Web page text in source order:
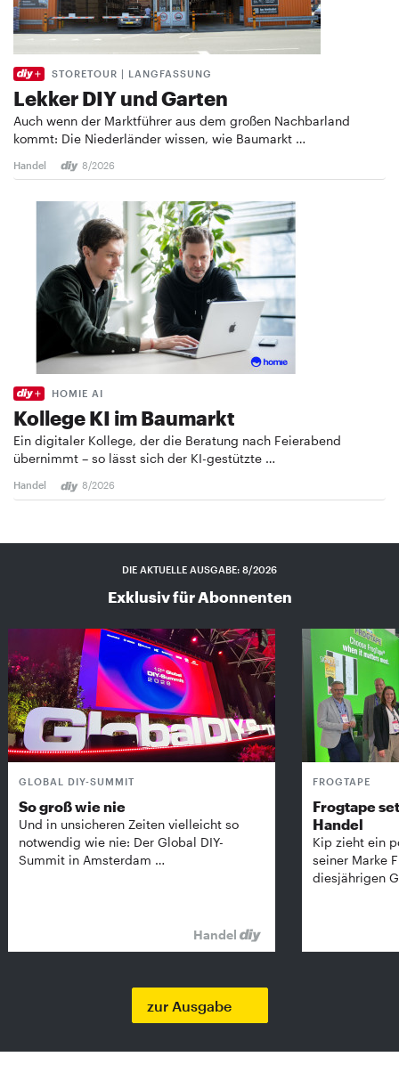
STORETOUR | LANGFASSUNG
Lekker DIY und Garten
Auch wenn der Marktführer aus dem großen Nachbarland
kommt: Die Niederländer wissen, wie Baumarkt …
Handel 8/2026
HOMIE AI
Kollege KI im Baumarkt
Ein digitaler Kollege, der die Beratung nach Feierabend
übernimmt – so lässt sich der KI-gestützte …
Handel 8/2026
DIE AKTUELLE AUSGABE: 8/2026
Exklusiv für Abonnenten
GLOBAL DIY-SUMMIT
So groß wie nie
Und in unsicheren Zeiten vielleicht so
notwendig wie nie: Der Global DIY-
Summit in Amsterdam …
Handel
FROGTAPE
Frogtape
Handel
Kip zieht ein
seiner Marke
diesjährigen
zur Ausgabe